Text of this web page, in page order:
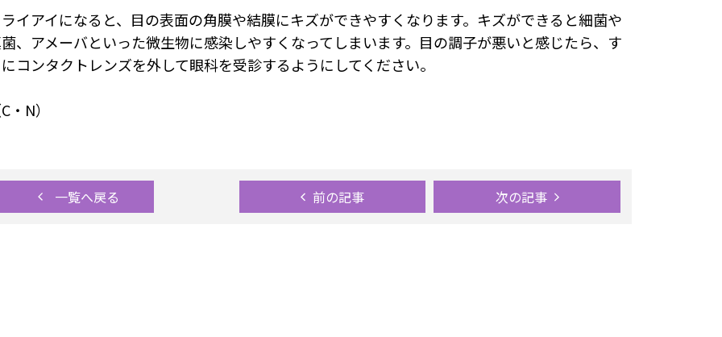
イアイになると、目の表面の角膜や結膜にキズができやすくなります。キズができると細菌や
、アメーバといった微生物に感染しやすくなってしまいます。目の調子が悪いと感じたら、す
コンタクトレンズを外して眼科を受診するようにしてください。
・N）
一覧へ戻る 次の記事
前の記事